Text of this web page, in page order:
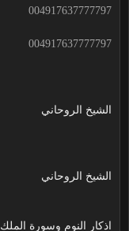
004917637777797
004917637777797
الشيخ الروحاني
الشيخ الروحاني
اذكار النوم وسورة الملك